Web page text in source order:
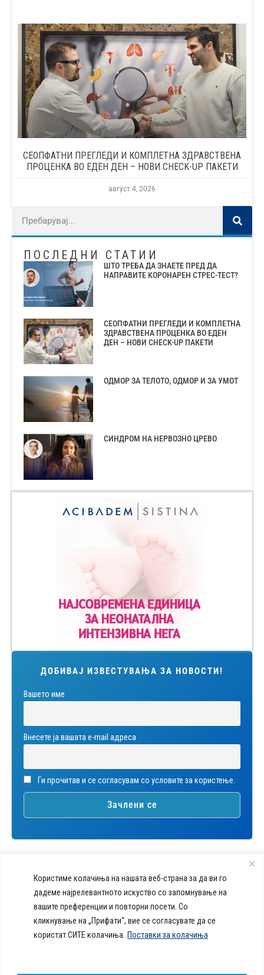
Користиме колачиња на нашата веб-страна за да ви го
дадеме најрелевантното искуство со запомнување на
вашите преференции и повторни посети. Со
кликнување на „Прифати“, вие се согласувате да се
користат СИТЕ колачиња. Поставки за колачиња
СЕОПФАТНИ ПРЕГЛЕДИ И КОМПЛЕТНА ЗДРАВСТВЕНА
ПРОЦЕНКА ВО ЕДЕН ДЕН – НОВИ CHECK-UP ПАКЕТИ
август 4, 2026
ПОСЛЕДНИ СТАТИИ
ШТО ТРЕБА ДА ЗНАЕТЕ ПРЕД ДА
НАПРАВИТЕ КОРОНАРЕН СТРЕС-ТЕСТ?
СЕОПФАТНИ ПРЕГЛЕДИ И КОМПЛЕТНА
ЗДРАВСТВЕНА ПРОЦЕНКА ВО ЕДЕН
ДЕН – НОВИ CHECK-UP ПАКЕТИ
ОДМОР ЗА ТЕЛОТО, ОДМОР И ЗА УМОТ
СИНДРОМ НА НЕРВОЗНО ЦРЕВО
ДОБИВАЈ ИЗВЕСТУВАЊА ЗА НОВОСТИ!
Вашето име
Внесете ја вашата е-mail адреса
Ги прочитав и се согласувам со условите за користење.
Daily Dose Of Health -
callcenter@acibademsistina.mk
+ 389 2 30 99 500